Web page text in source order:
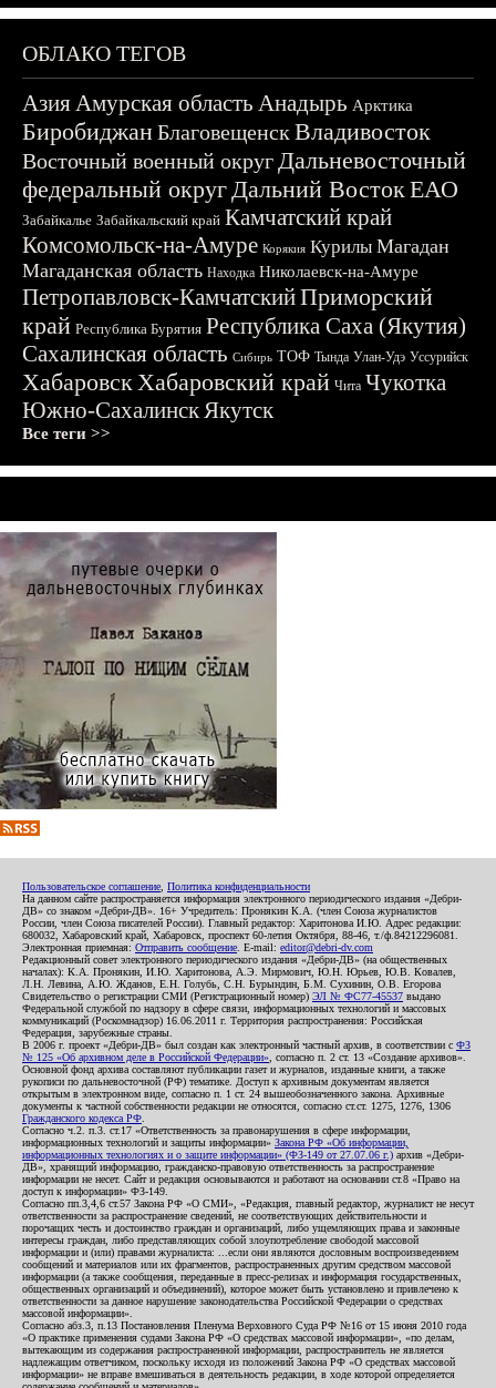
ОБЛАКО ТЕГОВ
АзияАмурская область Анадырь Арктика
БиробиджанБлаговещенскВладивосток
Восточный военный округДальневосточный
федеральный округДальний ВостокЕАО
Забайкалье Забайкальский край Камчатский край
Комсомольск-на-Амуре Корякия Курилы Магадан
Магаданская область Находка Николаевск-на-Амуре
Петропавловск-КамчатскийПриморский
край Республика Бурятия Республика Саха (Якутия)
Сахалинская область Сибирь ТОФ Тында Улан-Удэ Уссурийск
ХабаровскХабаровский край Чита Чукотка
Южно-СахалинскЯкутск
Все теги >>
Пользовательское соглашение Политика конфиденциальности
На данном сайте распространяется информация электронного периодического издания «Дебри-
ДВ» со знаком «Дебри-ДВ». 16+ Учредитель: Пронякин К.А. (член Союза журналистов
России, член Союза писателей России). Главный редактор: Харитонова И.Ю. Адрес редакции:
680032, Хабаровский край, Хабаровск, проспект 60-летия Октября, 88-46, т./ф.84212296081.
Электронная приемная: Отправить сообщение . E-mail: editor@debri-dv.com
Редакционный совет электронного периодического издания «Дебри-ДВ» (на общественных
началах): К.А. Пронякин, И.Ю. Харитонова, А.Э. Мирмович, Ю.Н. Юрьев, Ю.В. Ковалев,
Л.Н. Левина, А.Ю. Жданов, Е.Н. Голубь, С.Н. Бурындин, Б.М. Сухинин, О.В. Егорова
Свидетельство о регистрации СМИ (Регистрационный номер) ЭЛ № ФС77-45537 выдано
Федеральной службой по надзору в сфере связи, информационных технологий и массовых
коммуникаций (Роскомнадзор) 16.06.2011 г. Территория распространения: Российская
Федерация, зарубежные страны.
В 2006 г. проект «Дебри-ДВ» был создан как электронный частный архив, в соответствии с ФЗ
№ 125 «Об архивном деле в Российской Федерации» , согласно п. 2 ст. 13 «Создание архивов».
Основной фонд архива составляют публикации газет и журналов, изданные книги, а также
рукописи по дальневосточной (РФ) тематике. Доступ к архивным документам является
открытым в электронном виде, согласно п. 1 ст. 24 вышеобозначенного закона. Архивные
документы к частной собственности редакции не относятся, согласно ст.ст. 1275, 1276, 1306
Гражданского кодекса РФ
Согласно ч.2. п.3. ст.17 «Ответственность за правонарушения в сфере информации,
информационных технологий и защиты информации» Закона РФ «Об информации,
информационных технологиях и о защите информации» (ФЗ-149 от 27.07.06 г.) архив «Дебри-
ДВ», хранящий информацию, гражданско-правовую ответственность за распространение
информации не несет. Сайт и редакция основываются и работают на основании ст.8 «Право на
доступ к информации» ФЗ-149.
Согласно пп.3,4,6 ст.57 Закона РФ «О СМИ», «Редакция, главный редактор, журналист не несут
ответственности за распространение сведений, не соответствующих действительности и
порочащих честь и достоинство граждан и организаций, либо ущемляющих права и законные
интересы граждан, либо представляющих собой злоупотребление свободой массовой
информации и (или) правами журналиста: ...если они являются дословным воспроизведением
сообщений и материалов или их фрагментов, распространенных другим средством массовой
информации (а также сообщения, переданные в пресс-релизах и информация государственных,
общественных организаций и объединений), которое может быть установлено и привлечено к
ответственности за данное нарушение законодательства Российской Федерации о средствах
массовой информации».
Согласно абз.3, п.13 Постановления Пленума Верховного Суда РФ №16 от 15 июня 2010 года
«О практике применения судами Закона РФ «О средствах массовой информации», «по делам,
вытекающим из содержания распространенной информации, распространитель не является
надлежащим ответчиком, поскольку исходя из положений Закона РФ «О средствах массовой
информации» не вправе вмешиваться в деятельность редакции, в ходе которой определяется